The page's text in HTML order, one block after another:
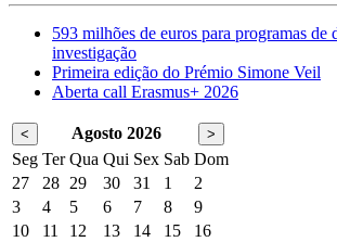
593 milhões de euros para programas de
investigação
Primeira edição do Prémio Simone Veil
Aberta call Erasmus+ 2026
< Agosto 2026 >
Seg Ter Qua Qui Sex Sab Dom
27
28 29 30 31 1
2
3
4 5 6 7 8
9
10
11 12 13 14 15
16